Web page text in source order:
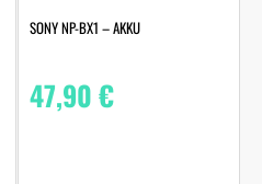
SONY NP-BX1 – AKKU
47,90€